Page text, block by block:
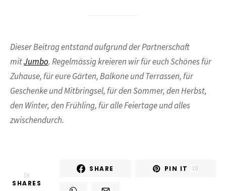
Dieser Beitrag entstand aufgrund der Partnerschaft
mitJumbo. Regelmässig kreieren wir für euch Schönes für
Zuhause, für eure Gärten, Balkone und Terrassen, für
Geschenke und Mitbringsel, für den Sommer, den Herbst,
den Winter, den Frühling, für alle Feiertage und alles
zwischendurch.
18
SHARES
SHARE PIN IT 18